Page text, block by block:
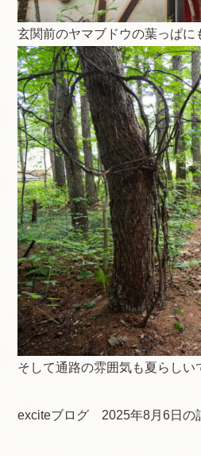
玄関前のヤマブドウの葉っぱに
そして通路の雰囲気も夏らしい
exciteブログ 2025年8月6日の